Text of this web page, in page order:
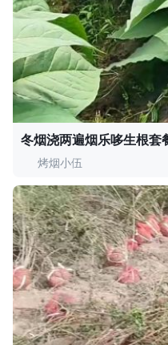
冬烟浇两遍烟乐哆生根
是管出来的 实拍效
烤烟小伍